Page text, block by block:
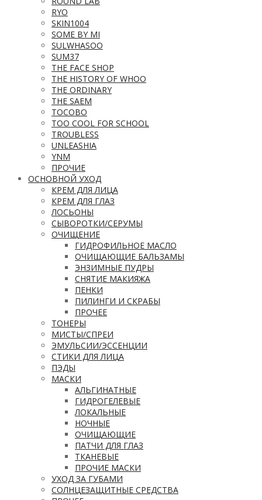
RYO
SKIN1004
SOME BY MI
SULWHASOO
SUM37
THE FACE SHOP
THE HISTORY OF WHOO
THE ORDINARY
THE SAEM
TOCOBO
TOO COOL FOR SCHOOL
TROUBLESS
UNLEASHIA
YNM
ПРОЧИЕ
ОСНОВНОЙ УХОД
КРЕМ ДЛЯ ЛИЦА
КРЕМ ДЛЯ ГЛАЗ
ЛОСЬОНЫ
СЫВОРОТКИ/СЕРУМЫ
ОЧИЩЕНИЕ
ГИДРОФИЛЬНОЕ МАСЛО
ОЧИЩАЮЩИЕ БАЛЬЗАМЫ
ЭНЗИМНЫЕ ПУДРЫ
СНЯТИЕ МАКИЯЖА
ПЕНКИ
ПИЛИНГИ И СКРАБЫ
ПРОЧЕЕ
ТОНЕРЫ
МИСТЫ/СПРЕИ
ЭМУЛЬСИИ/ЭССЕНЦИИ
СТИКИ ДЛЯ ЛИЦА
ПЭДЫ
МАСКИ
АЛЬГИНАТНЫЕ
ГИДРОГЕЛЕВЫЕ
ЛОКАЛЬНЫЕ
НОЧНЫЕ
ОЧИЩАЮЩИЕ
ПАТЧИ ДЛЯ ГЛАЗ
ТКАНЕВЫЕ
ПРОЧИЕ МАСКИ
УХОД ЗА ГУБАМИ
СОЛНЦЕЗАЩИТНЫЕ СРЕДСТВА